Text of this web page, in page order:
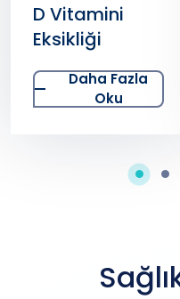
D Vitamini
Eksikliği
Daha Fazla
Oku